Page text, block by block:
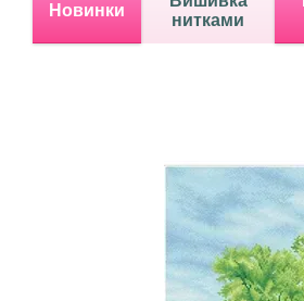
Новинки
нитками